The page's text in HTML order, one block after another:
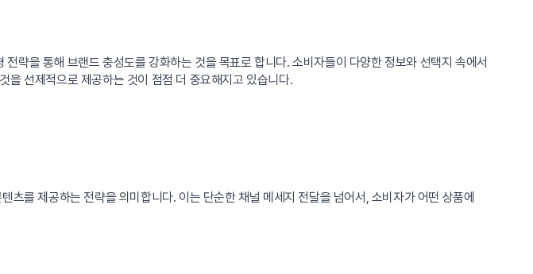
략을 통해 브랜드 충성도를 강화하는 것을 목표로 합니다. 소비자들이 다양한 정보와 선택지 속에서
을 선제적으로 제공하는 것이 점점 더 중요해지고 있습니다.
를 제공하는 전략을 의미합니다. 이는 단순한 채널 메세지 전달을 넘어서, 소비자가 어떤 상품에